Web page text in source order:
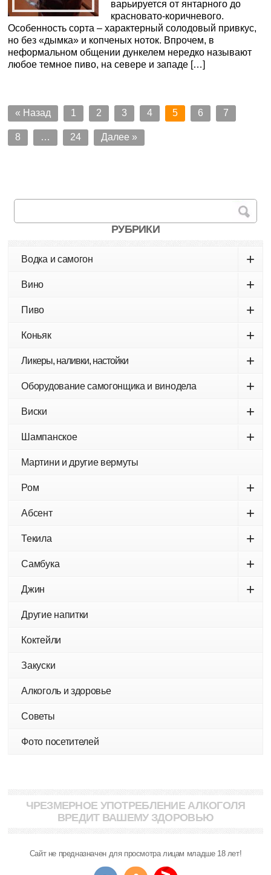
варьируется от янтарного до
красновато-коричневого.
Особенность сорта – характерный солодовый привкус,
но без «дымка» и копченых ноток. Впрочем, в
неформальном общении дункелем нередко называют
любое темное пиво, на севере и западе […]
« Назад 1 2 3 4 5 6 7
8 … 24 Далее »
РУБРИКИ
Водка и самогон +
Вино +
Пиво +
Коньяк +
Ликеры, наливки, настойки +
Оборудование самогонщика и винодела +
Виски +
Шампанское +
Мартини и другие вермуты
Ром +
Абсент +
Текила +
Самбука +
Джин +
Другие напитки
Коктейли
Закуски
Алкоголь и здоровье
Советы
Фото посетителей
ЧРЕЗМЕРНОЕ УПОТРЕБЛЕНИЕ АЛКОГОЛЯ
ВРЕДИТ ВАШЕМУ ЗДОРОВЬЮ
Сайт не предназначен для просмотра лицам младше 18 лет!